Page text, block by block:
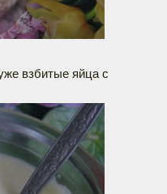
взбитые яйца с